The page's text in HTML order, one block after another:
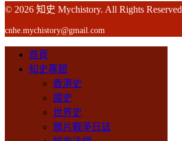
© 2026 知史 Mychistory. All Rights Reserved
cnhe.mychistory@gmail.com
首頁
知史專題
香港史
國史
世界史
鴉片戰爭日誌